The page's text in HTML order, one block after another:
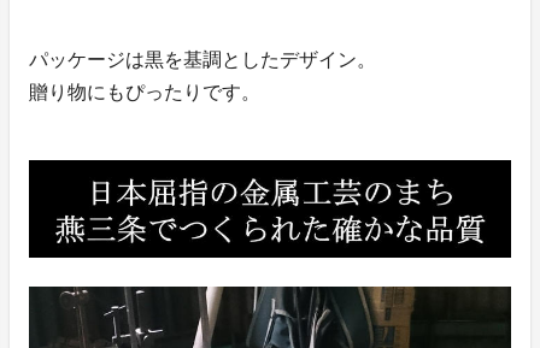
パッケージは黒を基調としたデザイン。
贈り物にもぴったりです。